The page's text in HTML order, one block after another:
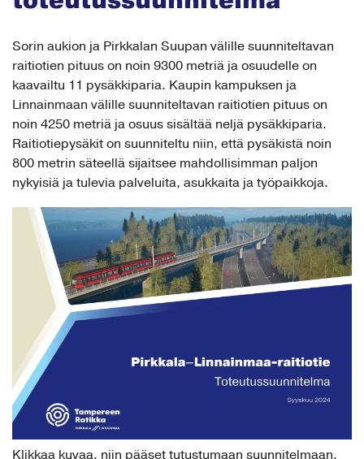
Sorin aukion ja Pirkkalan Suupan välille suunniteltavan
raitiotien pituus on noin 9300 metriä ja osuudelle on
kaavailtu 11 pysäkkiparia. Kaupin kampuksen ja
Linnainmaan välille suunniteltavan raitiotien pituus on
noin 4250 metriä ja osuus sisältää neljä pysäkkiparia.
Raitiotiepysäkit on suunniteltu niin, että pysäkistä noin
800 metrin säteellä sijaitsee mahdollisimman paljon
nykyisiä ja tulevia palveluita, asukkaita ja työpaikkoja.
Klikkaa kuvaa, niin pääset tutustumaan suunnitelmaan.